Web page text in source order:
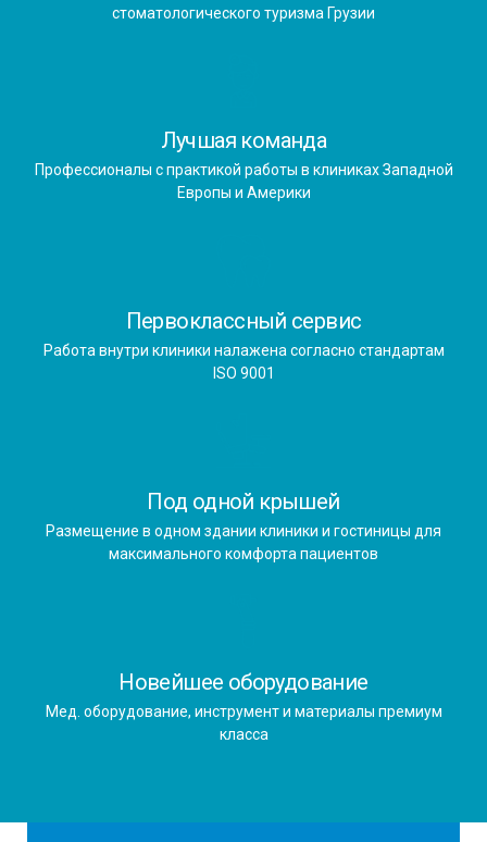
стоматологического туризма Грузии
Лучшая команда
Профессионалы с практикой работы в клиниках Западной
Европы и Америки
Первоклассный сервис
Работа внутри клиники налажена согласно стандартам
ISO 9001
Под одной крышей
Размещение в одном здании клиники и гостиницы для
максимального комфорта пациентов
Новейшее оборудование
Мед. оборудование, инструмент и материалы премиум
класса